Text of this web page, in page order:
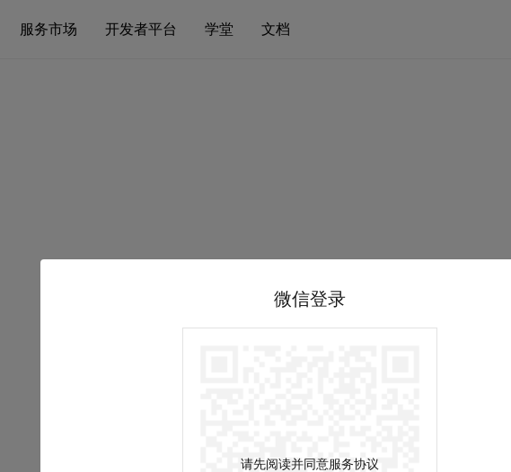
服务市场 开发者平台 学堂 文档
微信登录
请先阅读并同意服务协议